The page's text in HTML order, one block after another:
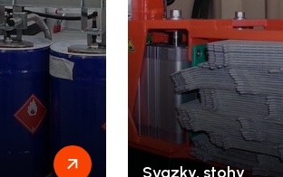
Svazky, stohy